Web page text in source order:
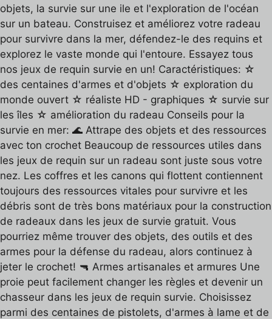
objets, la survie sur une ile et l'exploration de l'océan
sur un bateau. Construisez et améliorez votre radeau
pour survivre dans la mer, défendez-le des requins et
explorez le vaste monde qui l'entoure. Essayez tous
nos jeux de requin survie en un! Caractéristiques: ☆
des centaines d'armes et d'objets ☆ exploration du
monde ouvert ☆ réaliste HD - graphiques ☆ survie sur
les îles ☆ amélioration du radeau Conseils pour la
survie en mer: 🌊 Attrape des objets et des ressources
avec ton crochet Beaucoup de ressources utiles dans
les jeux de requin sur un radeau sont juste sous votre
nez. Les coffres et les canons qui flottent contiennent
toujours des ressources vitales pour survivre et les
débris sont de très bons matériaux pour la construction
de radeaux dans les jeux de survie gratuit. Vous
pourriez même trouver des objets, des outils et des
armes pour la défense du radeau, alors continuez à
jeter le crochet! 🔫 Armes artisanales et armures Une
proie peut facilement changer les règles et devenir un
chasseur dans les jeux de requin survie. Choisissez
parmi des centaines de pistolets, d'armes à lame et de